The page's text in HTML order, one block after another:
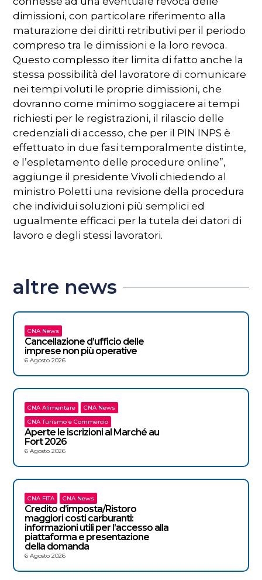
dimissioni, con particolare riferimento alla
maturazione dei diritti retributivi per il periodo
compreso tra le dimissioni e la loro revoca.
Questo complesso iter limita di fatto anche la
stessa possibilità del lavoratore di comunicare
nei tempi voluti le proprie dimissioni, che
dovranno come minimo soggiacere ai tempi
richiesti per le registrazioni, il rilascio delle
credenziali di accesso, che per il PIN lNPS è
effettuato in due fasi temporalmente distinte,
e l’espletamento delle procedure online”,
aggiunge il presidente Vivoli chiedendo al
ministro Poletti una revisione della procedura
che individui soluzioni più semplici ed
ugualmente efficaci per la tutela dei datori di
lavoro e degli stessi lavoratori.
altre news
CNA News
Cancellazione d’ufficio delle
imprese non più operative
6 Agosto 2026
CNA Alimentare
CNA News
CNA Turismo e Commercio
Aperte le iscrizioni al Marché au
Fort 2026
6 Agosto 2026
CNA FITA CNA News
Credito d’imposta/Ristoro
maggiori costi carburanti:
informazioni utili per l’accesso alla
piattaforma e presentazione
della domanda
6 Agosto 2026